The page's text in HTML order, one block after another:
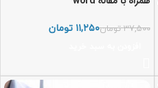
۳۷,۵۰۰تومان۱۱,۲۵۰ تومان